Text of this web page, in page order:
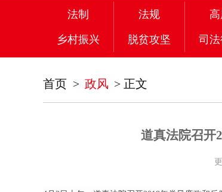
法制 法规
乡村振兴 脱贫攻坚 司
首页 > 政风 > 正文
道真法院召开